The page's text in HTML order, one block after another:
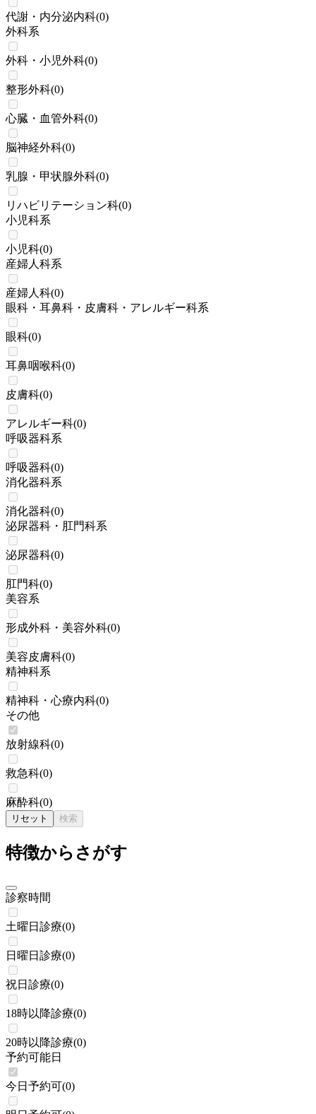
代謝・内分泌内科(0)
外科系
外科・小児外科(0)
整形外科(0)
心臓・血管外科(0)
脳神経外科(0)
乳腺・甲状腺外科(0)
リハビリテーション科(0)
小児科系
小児科(0)
産婦人科系
産婦人科(0)
眼科・耳鼻科・皮膚科・アレルギー科系
眼科(0)
耳鼻咽喉科(0)
皮膚科(0)
アレルギー科(0)
呼吸器科系
呼吸器科(0)
消化器科系
消化器科(0)
泌尿器科・肛門科系
泌尿器科(0)
肛門科(0)
美容系
形成外科・美容外科(0)
美容皮膚科(0)
精神科系
精神科・心療内科(0)
その他
放射線科(0)
救急科(0)
麻酔科(0)
リセット 検索
特徴からさがす
診察時間
土曜日診療(0)
日曜日診療(0)
祝日診療(0)
18時以降診療(0)
20時以降診療(0)
予約可能日
今日予約可(0)